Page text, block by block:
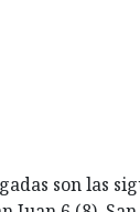
son las